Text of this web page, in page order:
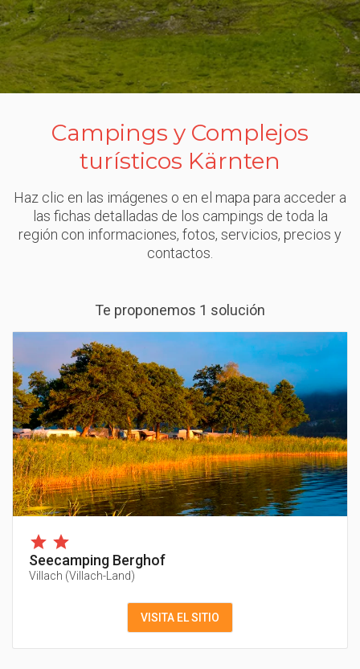
Campings y Complejos
turísticos Kärnten
Haz clic en las imágenes o en el mapa para acceder a
las fichas detalladas de los campings de toda la
región con informaciones, fotos, servicios, precios y
contactos.
Te proponemos 1 solución
Seecamping Berghof
Villach (Villach-Land)
VISITA EL SITIO